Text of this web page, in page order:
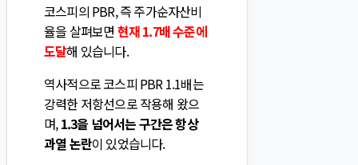
코스피의 PBR, 즉 주가순자산비
율을 살펴보면 현재 1.7배 수준에
도달해 있습니다.
역사적으로 코스피 PBR 1.1배는
강력한 저항선으로 작용해 왔으
며,1.3을 넘어서는 구간은 항상
과열 논란이 있었습니다.